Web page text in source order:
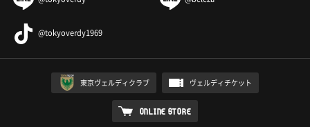
@tokyoverdy1969
東京ヴェルディクラブ ヴェルディチケット
ONLINE STORE